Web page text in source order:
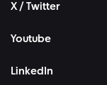
X / Twitter
Youtube
LinkedIn